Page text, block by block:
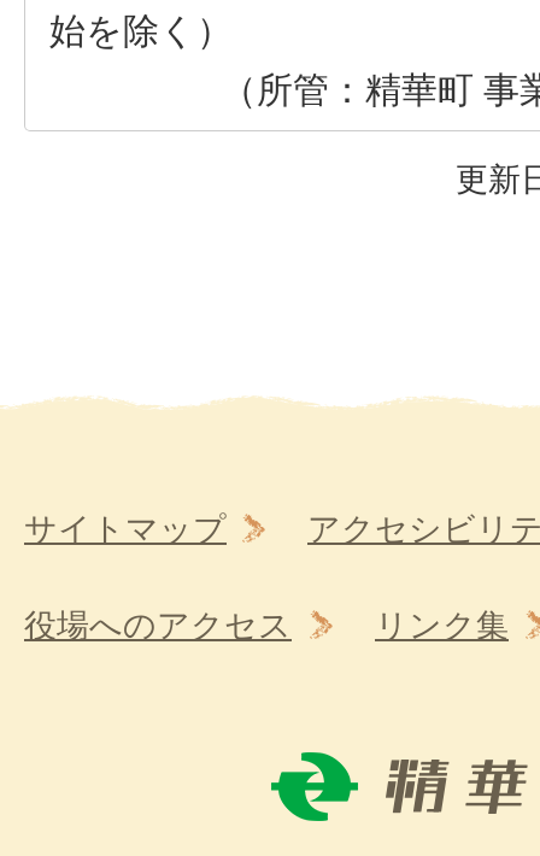
始を除く）
（所管：精華町
更新
サイトマップ アクセシビリ
役場へのアクセス リンク集